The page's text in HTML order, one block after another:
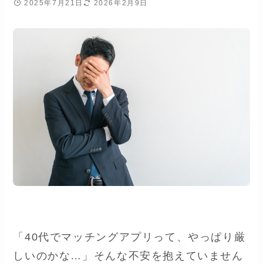
2025年7月21日 2026年2月9日
「40代でマッチングアプリって、やっぱり厳
しいのかな…」そんな不安を抱えていません